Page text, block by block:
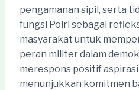
pengamanan sipil, serta
fungsi Polri sebagai
masyarakat untuk
peran militer dalam
merespons positif
menunjukkan komitmen